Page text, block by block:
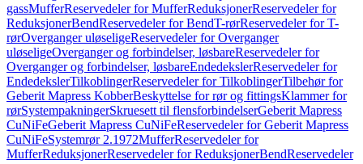
gassMufferReservedeler for MufferReduksjonerReservedeler for
ReduksjonerBendReservedeler for BendT-rørReservedeler for T-
rørOverganger uløseligeReservedeler for Overganger
uløseligeOverganger og forbindelser, løsbareReservedeler for
Overganger og forbindelser, løsbareEndedekslerReservedeler for
EndedekslerTilkoblingerReservedeler for TilkoblingerTilbehør for
Geberit Mapress KobberBeskyttelse for rør og fittingsKlammer for
rørSystempakningerSkruesett til flensforbindelserGeberit Mapress
CuNiFeGeberit Mapress CuNiFeReservedeler for Geberit Mapress
CuNiFeSystemrør 2.1972MufferReservedeler for
MufferReduksjonerReservedeler for ReduksjonerBendReservedeler